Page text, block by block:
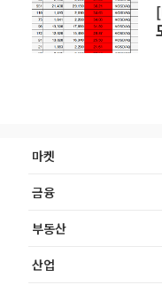
마켓
금융
부동산
산업